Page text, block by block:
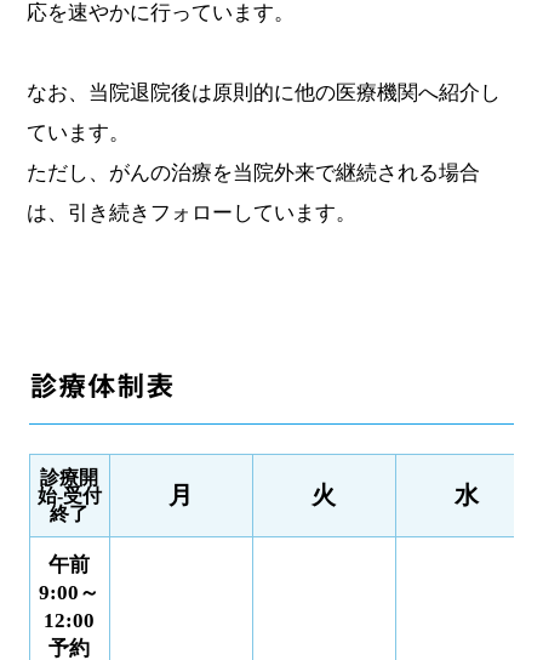
応を速やかに行っています。
なお、当院退院後は原則的に他の医療機関へ紹介し
ています。
ただし、がんの治療を当院外来で継続される場合
は、引き続きフォローしています。
診療体制表
診療開
始-受付
終了
月 火 水
午前
9:00～
12:00
予約